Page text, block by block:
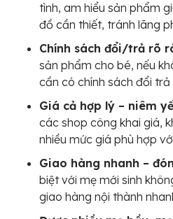
tình, am hiểu sản phẩm
đồ cần thiết, tránh lãng
Chính sách đổi/trả rõ
sản phẩm cho bé, nếu
cần có chính sách đổi
Giá cả hợp lý – niêm
các shop công khai giá,
nhiều mức giá phù hợp
Giao hàng nhanh –
biệt với mẹ mới sinh
giao hàng nội thành